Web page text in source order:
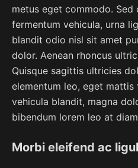
metus eget commodo. Sed
fermentum vehicula, urna
blandit odio nisl sit amet
dolor. Aenean rhoncus
Quisque sagittis ultricies
elementum leo, eget
vehicula blandit, magna
bibendum lorem leo at
Morbi eleifend ac